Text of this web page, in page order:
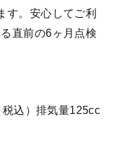
す。安心してご利
直前の6ヶ月点検
込）排気量125cc